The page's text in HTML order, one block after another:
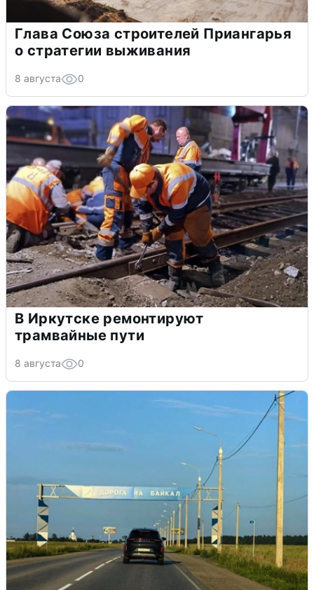
Глава Союза строителей Приангарья
о стратегии выживания
8 августа 0
В Иркутске ремонтируют
трамвайные пути
8 августа 0